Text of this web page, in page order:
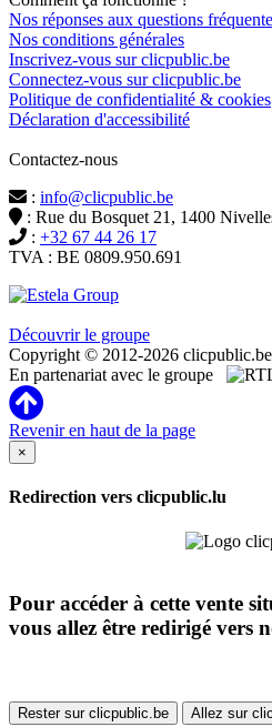
Nos réponses aux questions
Nos conditions générales
Inscrivez-vous sur clicpublic.be
Connectez-vous sur clicpublic.be
Politique de confidentialité & cookies
Déclaration d'accessibilité
Contactez-nous
: info@clicpublic.be
: Rue du Bosquet 21, 1400
: +32 67 44 26 17
TVA : BE 0809.950.691
Découvrir le groupe
Copyright © 2012-2026 clicpublic.be
En partenariat avec le groupe
Revenir en haut de la page
×
Redirection vers clicpublic.lu
Pour accéder à cette vente
vous allez être redirigé vers
Rester sur clicpublic.be Allez sur